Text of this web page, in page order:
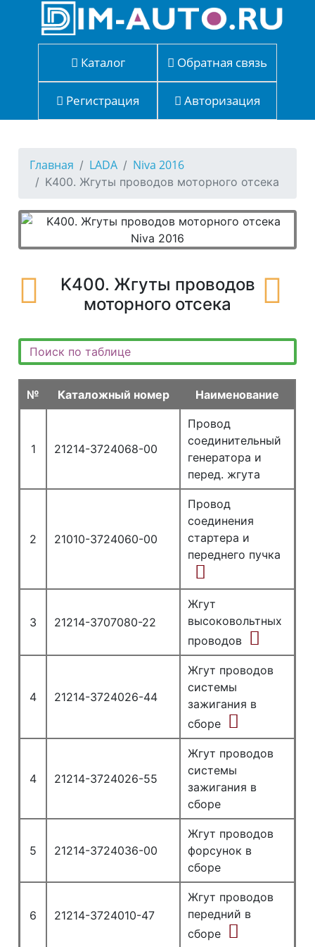
Каталог Обратная связь
Регистрация Авторизация
Главная LADA Niva 2016
K400. Жгуты проводов моторного отсека
K400. Жгуты проводов
моторного отсека
№ Каталожный номер Наименование
1 21214-3724068-00
Провод
соединительный
генератора и
перед. жгута
2 21010-3724060-00
Провод
соединения
стартера и
переднего пучка
3 21214-3707080-22
Жгут
высоковольтных
проводов
4 21214-3724026-44
Жгут проводов
системы
зажигания в
сборе
4 21214-3724026-55
Жгут проводов
системы
зажигания в
сборе
5 21214-3724036-00
Жгут проводов
форсунок в
сборе
6 21214-3724010-47
Жгут проводов
передний в
сборе